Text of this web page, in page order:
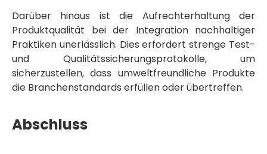
Darüber hinaus ist die Aufrechterhaltung der
Produktqualität bei der Integration nachhaltiger
Praktiken unerlässlich. Dies erfordert strenge Test-
und Qualitätssicherungsprotokolle, um
sicherzustellen, dass umweltfreundliche Produkte
die Branchenstandards erfüllen oder übertreffen.
Abschluss